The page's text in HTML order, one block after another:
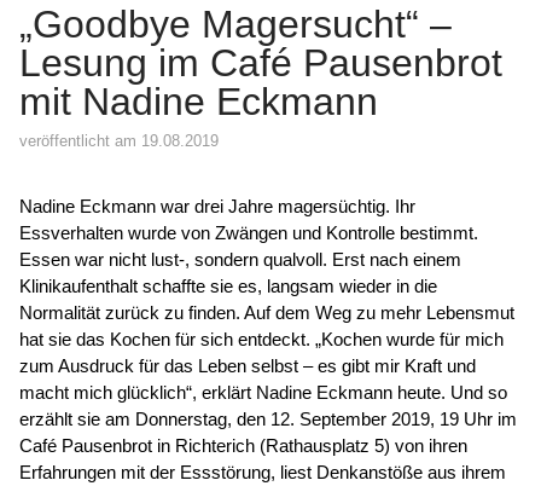
„Goodbye Magersucht“ –
Lesung im Café Pausenbrot
mit Nadine Eckmann
veröffentlicht am 19.08.2019
Nadine Eckmann war drei Jahre magersüchtig. Ihr
Essverhalten wurde von Zwängen und Kontrolle bestimmt.
Essen war nicht lust-, sondern qualvoll. Erst nach einem
Klinikaufenthalt schaffte sie es, langsam wieder in die
Normalität zurück zu finden. Auf dem Weg zu mehr Lebensmut
hat sie das Kochen für sich entdeckt. „Kochen wurde für mich
zum Ausdruck für das Leben selbst – es gibt mir Kraft und
macht mich glücklich“, erklärt Nadine Eckmann heute. Und so
erzählt sie am Donnerstag, den 12. September 2019, 19 Uhr im
Café Pausenbrot in Richterich (Rathausplatz 5) von ihren
Erfahrungen mit der Essstörung, liest Denkanstöße aus ihrem